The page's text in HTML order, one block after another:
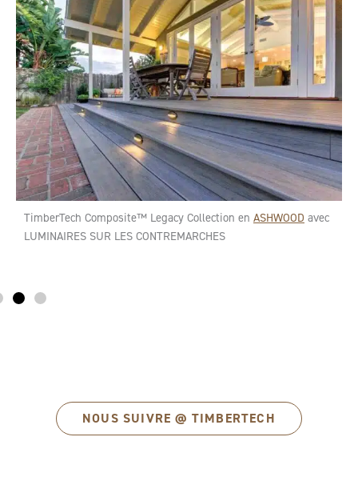
TimberTech Composite™ Legacy Collection en ASHWOOD avec
LUMINAIRES SUR LES CONTREMARCHES
NOUS SUIVRE @ TIMBERTECH